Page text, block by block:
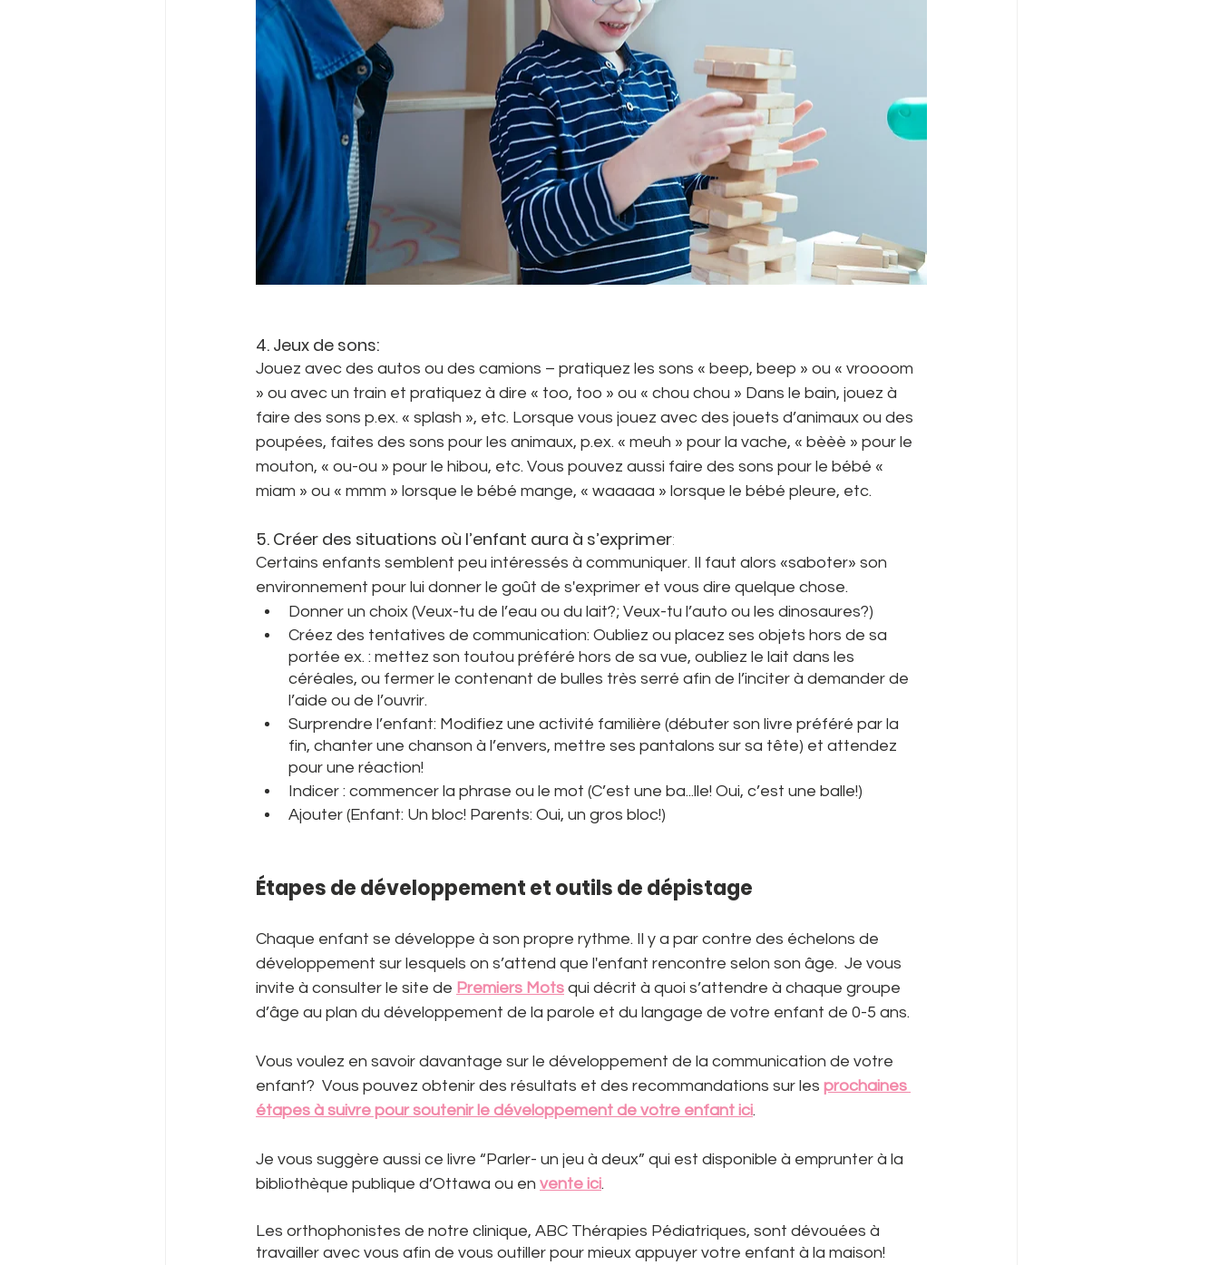
4. Jeux de sons:
Jouez avec des autos ou des camions – pratiquez les sons « beep, beep » ou « vroooom
» ou avec un train et pratiquez à dire « too, too » ou « chou chou » Dans le bain, jouez à
faire des sons p.ex. « splash », etc. Lorsque vous jouez avec des jouets d’animaux ou des
poupées, faites des sons pour les animaux, p.ex. « meuh » pour la vache, « bèèè » pour le
mouton, « ou-ou » pour le hibou, etc. Vous pouvez aussi faire des sons pour le bébé «
miam » ou « mmm » lorsque le bébé mange, « waaaaa » lorsque le bébé pleure, etc.
5. Créer des situations où l’enfant aura à s’exprimer:
Certains enfants semblent peu intéressés à communiquer. Il faut alors «saboter» son
environnement pour lui donner le goût de s'exprimer et vous dire quelque chose.
Donner un choix (Veux-tu de l’eau ou du lait?; Veux-tu l’auto ou les dinosaures?)
Créez des tentatives de communication: Oubliez ou placez ses objets hors de sa
portée ex. : mettez son toutou préféré hors de sa vue, oubliez le lait dans les
céréales, ou fermer le contenant de bulles très serré afin de l’inciter à demander de
l’aide ou de l’ouvrir.
Surprendre l’enfant: Modifiez une activité familière (débuter son livre préféré par la
fin, chanter une chanson à l’envers, mettre ses pantalons sur sa tête) et attendez
pour une réaction!
Indicer : commencer la phrase ou le mot (C’est une ba...lle! Oui, c’est une balle!)
Ajouter (Enfant: Un bloc! Parents: Oui, un gros bloc!)
Étapes de développement et outils de dépistage
Chaque enfant se développe à son propre rythme. Il y a par contre des échelons de
développement sur lesquels on s’attend que l'enfant rencontre selon son âge.  Je vous
invite à consulter le site de Premiers Mots qui décrit à quoi s’attendre à chaque groupe
d’âge au plan du développement de la parole et du langage de votre enfant de 0-5 ans.
Vous voulez en savoir davantage sur le développement de la communication de votre
enfant?  Vous pouvez obtenir des résultats et des recommandations sur les prochaines
étapes à suivre pour soutenir le développement de votre enfant ici.
Je vous suggère aussi ce livre “Parler- un jeu à deux” qui est disponible à emprunter à la
bibliothèque publique d’Ottawa ou en vente ici.
Les orthophonistes de notre clinique, ABC Thérapies Pédiatriques, sont dévouées à
travailler avec vous afin de vous outiller pour mieux appuyer votre enfant à la maison!